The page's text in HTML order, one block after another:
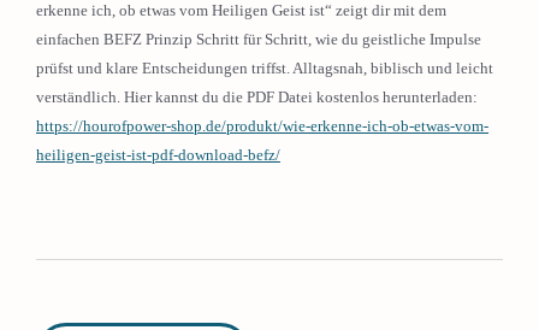
erkenne ich, ob etwas vom Heiligen Geist ist“ zeigt dir mit dem
einfachen BEFZ Prinzip Schritt für Schritt, wie du geistliche Impulse
prüfst und klare Entscheidungen triffst. Alltagsnah, biblisch und leicht
verständlich. Hier kannst du die PDF Datei kostenlos herunterladen:
https://hourofpower-shop.de/produkt/wie-erkenne-ich-ob-etwas-vom-
heiligen-geist-ist-pdf-download-befz/